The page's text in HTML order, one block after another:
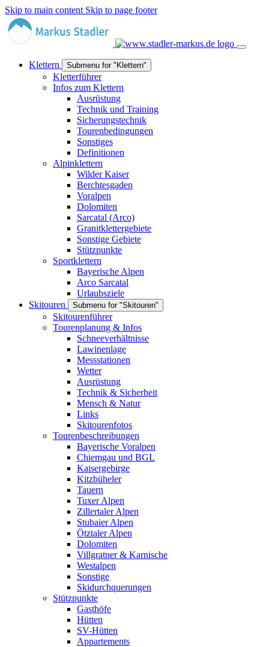
Skip to main content Skip to page footer
Klettern Submenu for "Klettern"
Kletterführer
Infos zum Klettern
Ausrüstung
Technik und Training
Sicherungstechnik
Tourenbedingungen
Sonstiges
Definitionen
Alpinklettern
Wilder Kaiser
Berchtesgaden
Voralpen
Dolomiten
Sarcatal (Arco)
Granitklettergebiete
Sonstige Gebiete
Stützpunkte
Sportklettern
Bayerische Alpen
Arco Sarcatal
Urlaubsziele
Skitouren
Submenu for "Skitouren"
Skitourenführer
Tourenplanung & Infos
Schneeverhältnisse
Lawinenlage
Messstationen
Wetter
Ausrüstung
Technik & Sicherheit
Mensch & Natur
Links
Skitourenfotos
Tourenbeschreibungen
Bayerische Voralpen
Chiemgau und BGL
Kaisergebirge
Kitzbüheler
Tauern
Tuxer Alpen
Zillertaler Alpen
Stubaier Alpen
Ötztaler Alpen
Dolomiten
Villgratner & Karnische
Westalpen
Sonstige
Skidurchquerungen
Stützpunkte
Gasthöfe
Hütten
SV-Hütten
Appartements